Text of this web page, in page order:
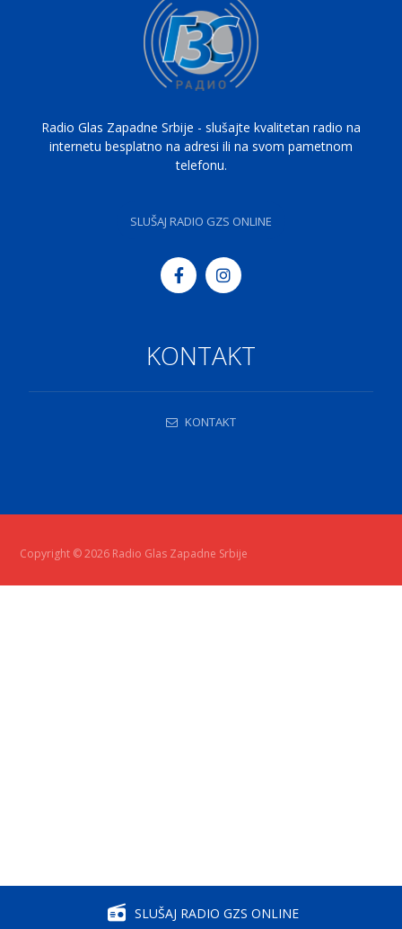
Radio Glas Zapadne Srbije - slušajte kvalitetan radio na
internetu besplatno na adresi ili na svom pametnom
telefonu.
SLUŠAJ RADIO GZS ONLINE
KONTAKT
KONTAKT
Copyright © 2026 Radio Glas Zapadne Srbije
SLUŠAJ RADIO GZS ONLINE